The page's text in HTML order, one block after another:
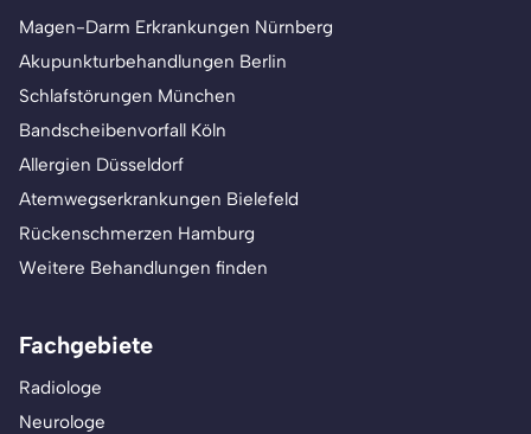
Magen-Darm Erkrankungen Nürnberg
Akupunkturbehandlungen Berlin
Schlafstörungen München
Bandscheibenvorfall Köln
Allergien Düsseldorf
Atemwegserkrankungen Bielefeld
Rückenschmerzen Hamburg
Weitere Behandlungen finden
Fachgebiete
Radiologe
Neurologe